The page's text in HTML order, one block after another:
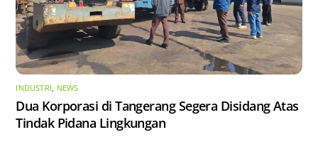
INDUSTRI, NEWS
Dua Korporasi di Tangerang Segera Disidang Atas
Tindak Pidana Lingkungan